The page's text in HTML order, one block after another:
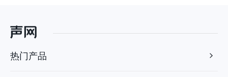
热门产品